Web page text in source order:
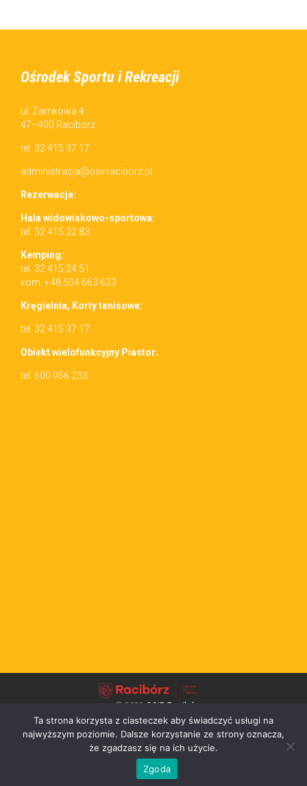
Ośrodek Sportu i Rekreacji
ul. Zamkowa 4
47–400 Racibórz
tel. 32 415 37 17
administracja@osirraciborz.pl
Rez­erwac­je:
Hala wid­owiskowo-sportowa:
tel. 32 415 22 83
Kemp­ing:
tel. 32 415 24 51
kom. +48 504 663 623
Kręgiel­nia, Korty tenisowe:
tel. 32 415 37 17
Obiekt wielo­funkcyjny Piastor:
tel. 600 956 233
© 2022 OSiR Racibórz
↑
RealizacjaR-Media
Ta strona korzysta z ciasteczek aby świadczyć usługi na
najwyższym poziomie. Dalsze korzystanie ze strony oznacza,
że zgadzasz się na ich użycie.
Zgoda